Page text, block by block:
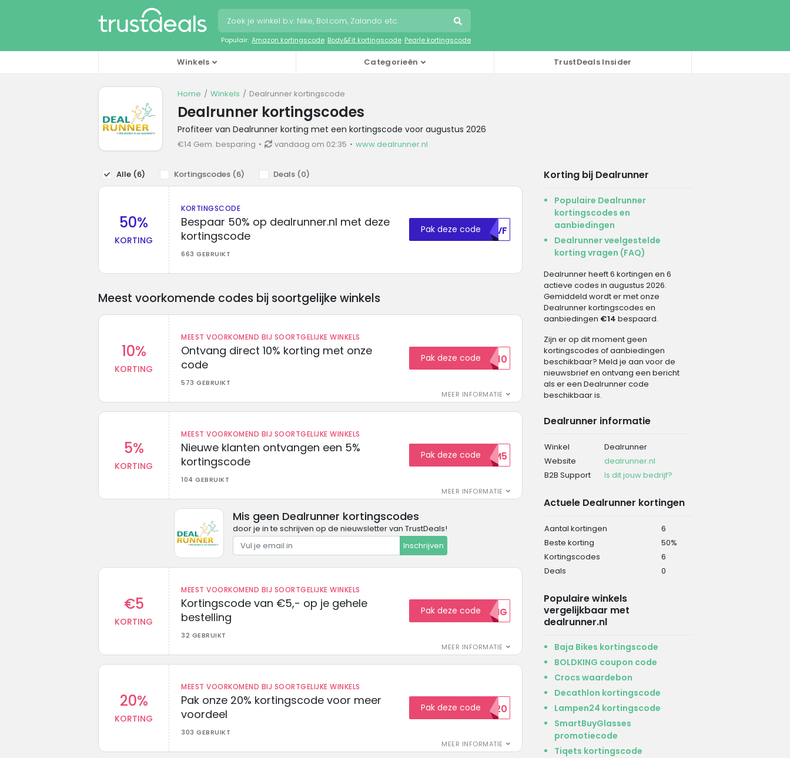
Populair: Amazon kortingscode Body&Fit kortingscode Pearle kortingscode
Winkels Categorieën TrustDeals Insider
Home Winkels Dealrunner kortingscode
Dealrunner kortingscodes
Profiteer van Dealrunner korting met een kortingscode voor augustus 2026
€14 Gem. besparing vandaag om 02:35 www.dealrunner.nl
Alle (6) Kortingscodes (6) Deals (0)
50%
KORTING
KORTINGSCODE
Bespaar 50% op dealrunner.nl met deze
kortingscode
663 GEBRUIKT
Pak deze code MDVF
Meest voorkomende codes bij soortgelijke winkels
10%
KORTING
MEEST VOORKOMEND BIJ SOORTGELIJKE WINKELS
Ontvang direct 10% korting met onze
code
573 GEBRUIKT
MEER INFORMATIE
Pak deze codeEXTRA10
5%
KORTING
MEEST VOORKOMEND BIJ SOORTGELIJKE WINKELS
Nieuwe klanten ontvangen een 5%
kortingscode
104 GEBRUIKT
MEER INFORMATIE
Pak deze codeWELKOM5
Mis geen Dealrunner kortingscodes
door je in te schrijven op de nieuwsletter van TrustDeals!
Inschrijven
€5
KORTING
MEEST VOORKOMEND BIJ SOORTGELIJKE WINKELS
Kortingscode van €5,- op je gehele
bestelling
32 GEBRUIKT
MEER INFORMATIE
Pak deze code5KORTING
20%
KORTING
MEEST VOORKOMEND BIJ SOORTGELIJKE WINKELS
Pak onze 20% kortingscode voor meer
voordeel
303 GEBRUIKT
MEER INFORMATIE
Pak deze codeEXTRA20
Korting bij Dealrunner
Populaire Dealrunner
kortingscodes en
aanbiedingen
Dealrunner veelgestelde
korting vragen (FAQ)
Dealrunner heeft 6 kortingen en 6
actieve codes in augustus 2026.
Gemiddeld wordt er met onze
Dealrunner kortingscodes en
aanbiedingen €14 bespaard.
Zijn er op dit moment geen
kortingscodes of aanbiedingen
beschikbaar? Meld je aan voor de
nieuwsbrief en ontvang een bericht
als er een Dealrunner code
beschikbaar is.
Dealrunner informatie
Winkel
Dealrunner
Website
dealrunner.nl
B2B Support
Is dit jouw bedrijf?
Actuele Dealrunner kortingen
Aantal kortingen
6
Beste korting
50%
Kortingscodes
6
Deals
0
Populaire winkels
vergelijkbaar met
dealrunner.nl
Baja Bikes kortingscode
BOLDKING coupon code
Crocs waardebon
Decathlon kortingscode
Lampen24 kortingscode
SmartBuyGlasses
promotiecode
Tiqets kortingscode